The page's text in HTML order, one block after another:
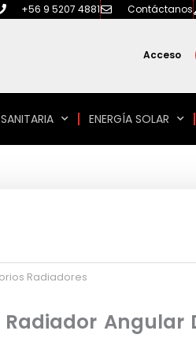
+56 9 5207 4881 Contáctanos
Acceso
ENERGÍA SOLAR
Radiadores
Angular